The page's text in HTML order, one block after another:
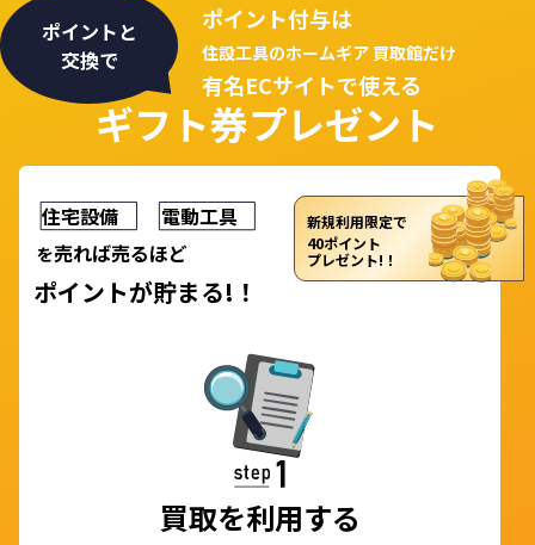
ポイントと
交換で
ポイント付与は
住設工具のホームギア 買取館だけ
有名ECサイトで使える
ギフト券プレゼント
住宅設備 電動工具
を売れば売るほど
ポイントが貯まる!！
買取を利用する
新規利用限定で
40ポイント
プレゼント!！